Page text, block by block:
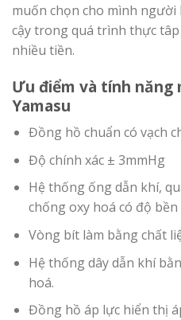
muốn chọn cho mình
cậy trong quá trình thực
nhiều tiền.
Ưu điểm và tính năng
Yamasu
Đồng hồ chuẩn có vạch
Độ chính xác ± 3mmHg
Hệ thống ống dẫn khí,
chống oxy hoá có độ bền
Vòng bít làm bằng chất
Hệ thống dây dẫn khí
hoá.
Đồng hồ áp lực hiển thị